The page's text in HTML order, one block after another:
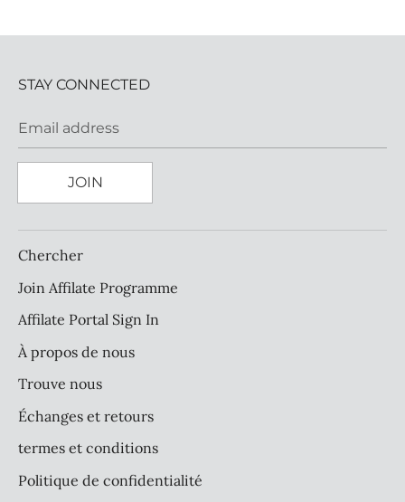
STAY CONNECTED
Email address
JOIN
Chercher
Join Affilate Programme
Affilate Portal Sign In
À propos de nous
Trouve nous
Échanges et retours
termes et conditions
Politique de confidentialité